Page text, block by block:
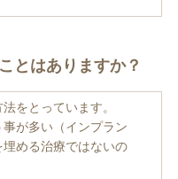
とはありますか？
をとっています。
が多い（インプラン
埋める治療ではないの